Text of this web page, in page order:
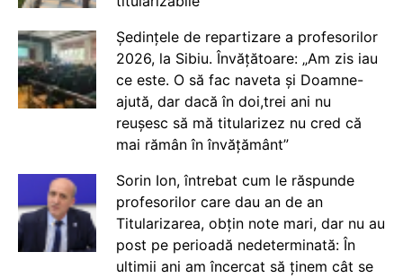
Ședințele de repartizare a profesorilor
2026, la Sibiu. Învățătoare: „Am zis iau
ce este. O să fac naveta și Doamne-
ajută, dar dacă în doi,trei ani nu
reușesc să mă titularizez nu cred că
mai rămân în învățământ”
Sorin Ion, întrebat cum le răspunde
profesorilor care dau an de an
Titularizarea, obțin note mari, dar nu au
post pe perioadă nedeterminată: În
ultimii ani am încercat să ținem cât se